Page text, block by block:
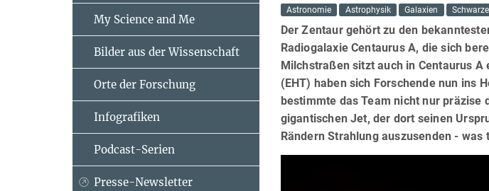
Astronomie
Astrophysik Galaxien
Der Zentaur gehört zu den
Radiogalaxie Centaurus A, die sich
Milchstraßen sitzt auch in Centaurus
(EHT) haben sich Forschende nun ins
bestimmte das Team nicht nur präzise
gigantischen Jet, der dort seinen
Rändern Strahlung auszusenden -
My Science and Me
Bilder aus der Wissenschaft
Orte der Forschung
Infografiken
Podcast-Serien
Presse-Newsletter